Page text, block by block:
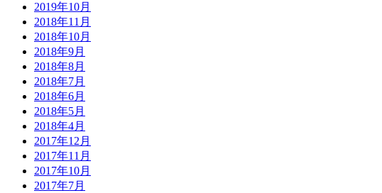
2019年10月
2018年11月
2018年10月
2018年9月
2018年8月
2018年7月
2018年6月
2018年5月
2018年4月
2017年12月
2017年11月
2017年10月
2017年7月